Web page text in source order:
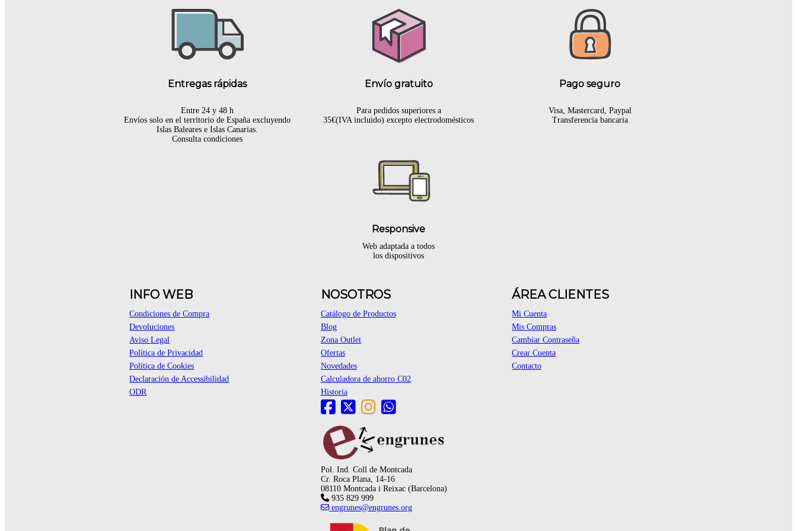
Entregas rápidas
Entre 24 y 48 h
Envíos solo en el territorio de España excluyendo
Islas Baleares e Islas Canarias.
Consulta condiciones
Envío gratuito
Para pedidos superiores a
35€(IVA incluido) excepto electrodomésticos
Pago seguro
Visa, Mastercard, Paypal
Transferencia bancaria
Responsive
Web adaptada a todos
los dispositivos
INFO WEB
Condiciones de Compra
Devoluciones
Aviso Legal
Política de Privacidad
Política de Cookies
Declaración de Accessibilidad
ODR
NOSOTROS
Catálogo de Productos
Blog
Zona Outlet
Ofertas
Novedades
Calculadora de ahorro C02
Historia
ÁREA CLIENTES
Mi Cuenta
Mis Compras
Cambiar Contraseña
Crear Cuenta
Contacto
Pol. Ind. Coll de Montcada
Cr. Roca Plana, 14-16
08110 Montcada i Reixac (Barcelona)
935 829 999
engrunes@engrunes.org